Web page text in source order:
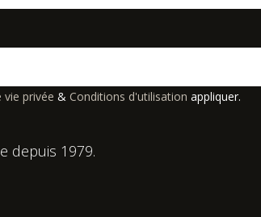
vie privée & Conditions d'utilisation appliquer.
depuis 1979.